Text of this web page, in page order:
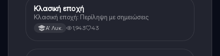
Ιστορία
Κλασική εποχή
Κλασική εποχή: Περίληψη με σημειώσεις
Α' Λυκ. 1,943 43